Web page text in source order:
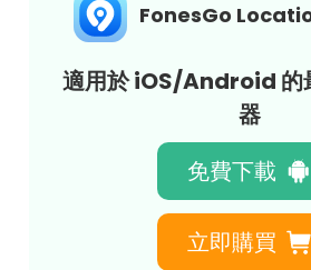
FonesGo
適用於 iOS/Android 的
器
免費下載
立即購買